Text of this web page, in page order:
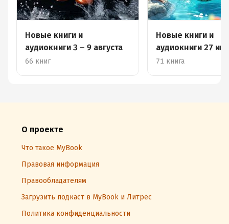
Новые книги и
аудиокниги 3 – 9 августа
66 книг
Новые книги и
аудиокниги 27
августа
71 книга
О проекте
Что такое MyBook
Правовая информация
Правообладателям
Загрузить подкаст в MyBook и Литрес
Политика конфиденциальности